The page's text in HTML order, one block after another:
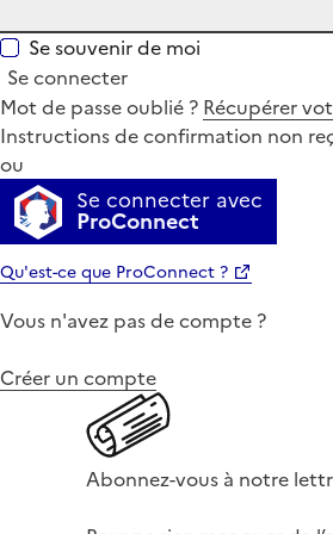
Se souvenir de moi
Se connecter
Mot de passe oublié ? Récupérer
Instructions de confirmation non
ou
Se connecter avec
ProConnect
Qu'est-ce que ProConnect ?
Vous n'avez pas de compte ?
Créer un compte
Abonnez-vous à notre